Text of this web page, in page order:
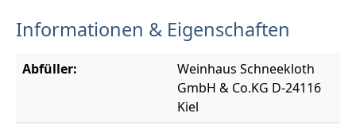
Informationen & Eigenschaften
Abfüller:
Weinhaus Schneekloth
GmbH & Co.KG D-24116
Kiel